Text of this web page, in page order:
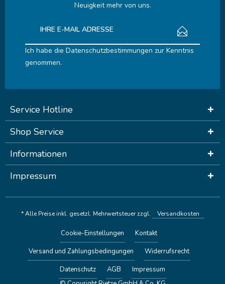
Neuigkeit mehr von uns.
Ich habe die Datenschutzbestimmungen zur Kenntnis
genommen.
Service Hotline
Shop Service
Informationen
Impressum
* Alle Preise inkl. gesetzl. Mehrwertsteuer zzgl. Versandkosten
Cookie-Einstellungen
Kontakt
Versand und Zahlungsbedingungen
Widerrufsrecht
Datenschutz
AGB
Impressum